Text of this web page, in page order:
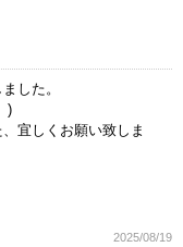
した。
)
宜しくお願い致しま
2025/08/19